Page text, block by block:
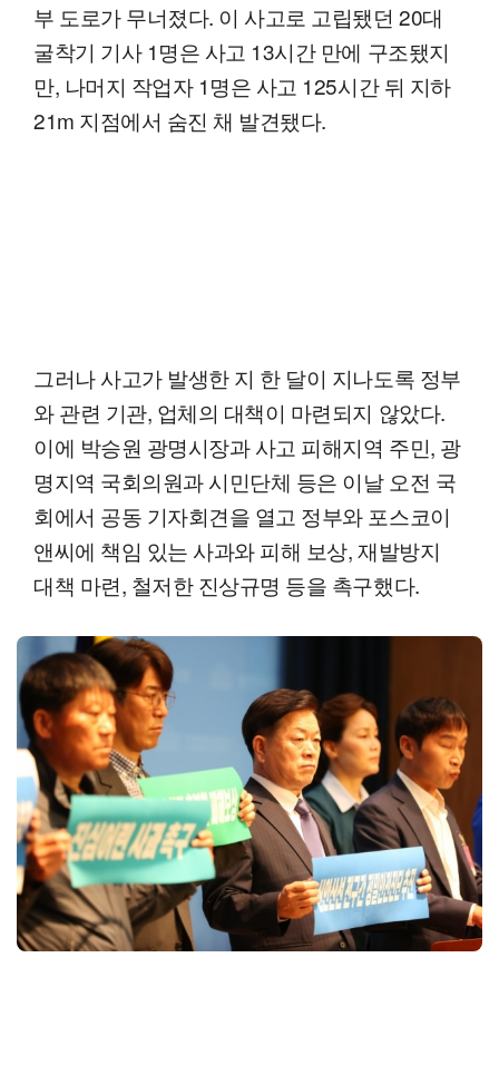
부 도로가 무너졌다. 이 사고로 고립됐던 20대
굴착기 기사 1명은 사고 13시간 만에 구조됐지
만, 나머지 작업자 1명은 사고 125시간 뒤 지하
21m 지점에서 숨진 채 발견됐다.
그러나 사고가 발생한 지 한 달이 지나도록 정부
와 관련 기관, 업체의 대책이 마련되지 않았다.
이에 박승원 광명시장과 사고 피해지역 주민, 광
명지역 국회의원과 시민단체 등은 이날 오전 국
회에서 공동 기자회견을 열고 정부와 포스코이
앤씨에 책임 있는 사과와 피해 보상, 재발방지
대책 마련, 철저한 진상규명 등을 촉구했다.